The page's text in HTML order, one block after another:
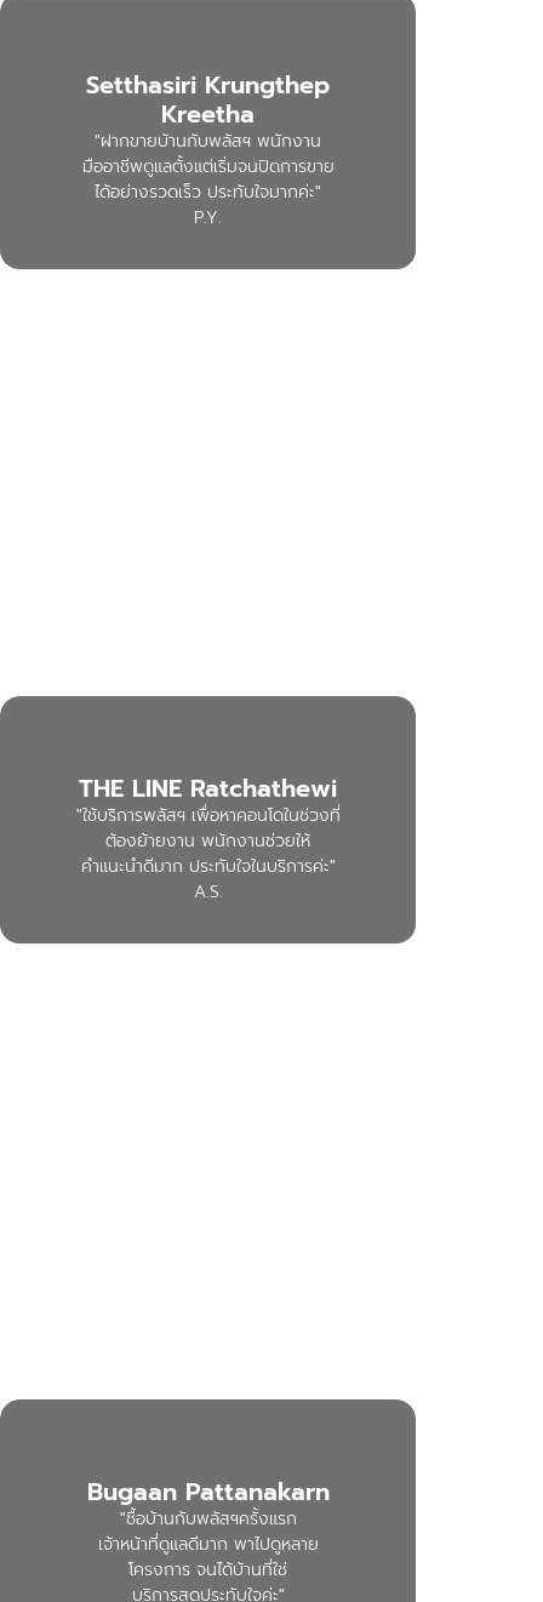
Setthasiri Krungthep
Kreetha
"ฝากขายบ้านกับพลัสฯ พนักงาน
มืออาชีพดูแลตั้งแต่เริ่มจนปิดการขาย
ได้อย่างรวดเร็ว ประทับใจมากค่ะ"
P.Y.
THE LINE Ratchathewi
"ใช้บริการพลัสฯ เพื่อหาคอนโดในช่วงที่
ต้องย้ายงาน พนักงานช่วยให้
คำแนะนำดีมาก ประทับใจในบริการค่ะ"
A.S.
Bugaan Pattanakarn
"ซื้อบ้านกับพลัสฯครั้งแรก
เจ้าหน้าที่ดูแลดีมาก พาไปดูหลาย
โครงการ จนได้บ้านที่ใช่
บริการสุดประทับใจค่ะ"